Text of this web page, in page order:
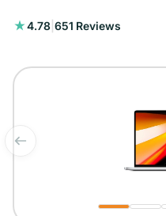
4.78 651 Reviews
651